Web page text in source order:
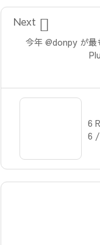
今年 @donpy が

Next
6
6 /